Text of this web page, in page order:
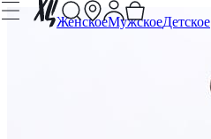
ЖенскоеМужскоеДетское